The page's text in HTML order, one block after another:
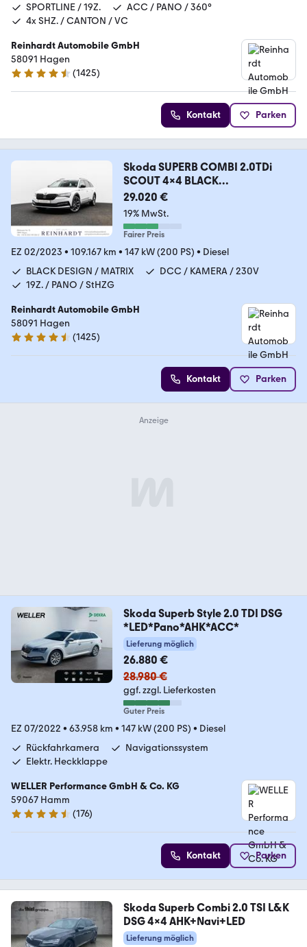
SPORTLINE / 19Z.
ACC / PANO / 360°
4x SHZ. / CANTON / VC
Reinhardt Automobile GmbH
58091 Hagen
4.7 Sterne
(1425)
Kontakt Parken
Skoda SUPERB COMBI 2.0TDi
SCOUT 4x4 BLACK
ACC/PANO/AHK
29.020 €
19% MwSt.
Fairer Preis
EZ 02/2023 • 109.167 km • 147 kW (200 PS) • Diesel
BLACK DESIGN / MATRIX
DCC / KAMERA / 230V
19Z. / PANO / StHZG
Reinhardt Automobile GmbH
58091 Hagen
4.7 Sterne
(1425)
Kontakt Parken
Skoda Superb Style 2.0 TDI DSG
*LED*Pano*AHK*ACC*
Lieferung möglich
26.880 €
28.980 €
ggf. zzgl. Lieferkosten
Guter Preis
EZ 07/2022 • 63.958 km • 147 kW (200 PS) • Diesel
Rückfahrkamera
Navigationssystem
Elektr. Heckklappe
WELLER Performance GmbH & Co. KG
59067 Hamm
4.6 Sterne
(176)
Kontakt Parken
Skoda Superb Combi 2.0 TSI L&K
DSG 4x4 AHK+Navi+LED
Lieferung möglich